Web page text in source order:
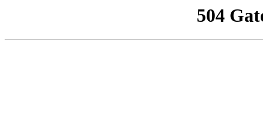
504